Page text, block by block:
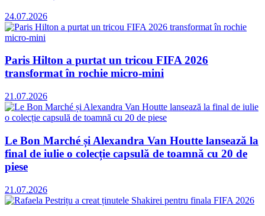
24.07.2026
Paris Hilton a purtat un tricou FIFA 2026
transformat în rochie micro-mini
21.07.2026
Le Bon Marché și Alexandra Van Houtte lansează la
final de iulie o colecție capsulă de toamnă cu 20 de
piese
21.07.2026